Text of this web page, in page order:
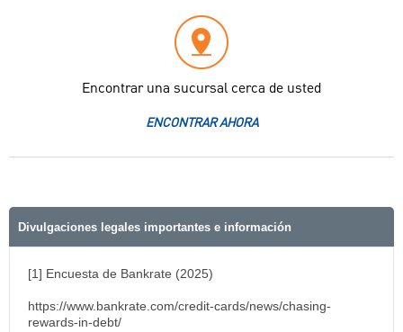
Encontrar una sucursal cerca de usted
ENCONTRAR AHORA
Divulgaciones legales importantes e información
[1] Encuesta de Bankrate (2025)
https://www.bankrate.com/credit-cards/news/chasing-
rewards-in-debt/